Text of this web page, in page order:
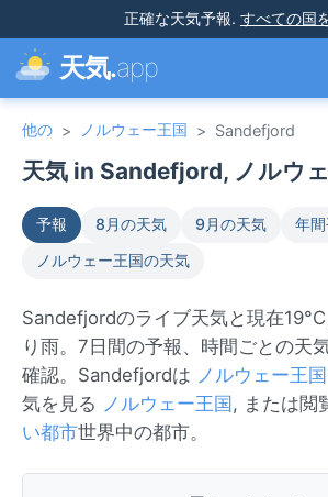
正確な天気予報. すべての国
天気.app
他の > ノルウェー王国 > Sandefjord
天気 in Sandefjord, ノルウ
予報 8月の天気 9月の天気
年
ノルウェー王国の天気
Sandefjordのライブ天気と現在
り雨。7日間の予報、時間ごとの天
確認。Sandefjordは ノルウェー王国
気を見る ノルウェー王国 , または閲
い都市世界中の都市。